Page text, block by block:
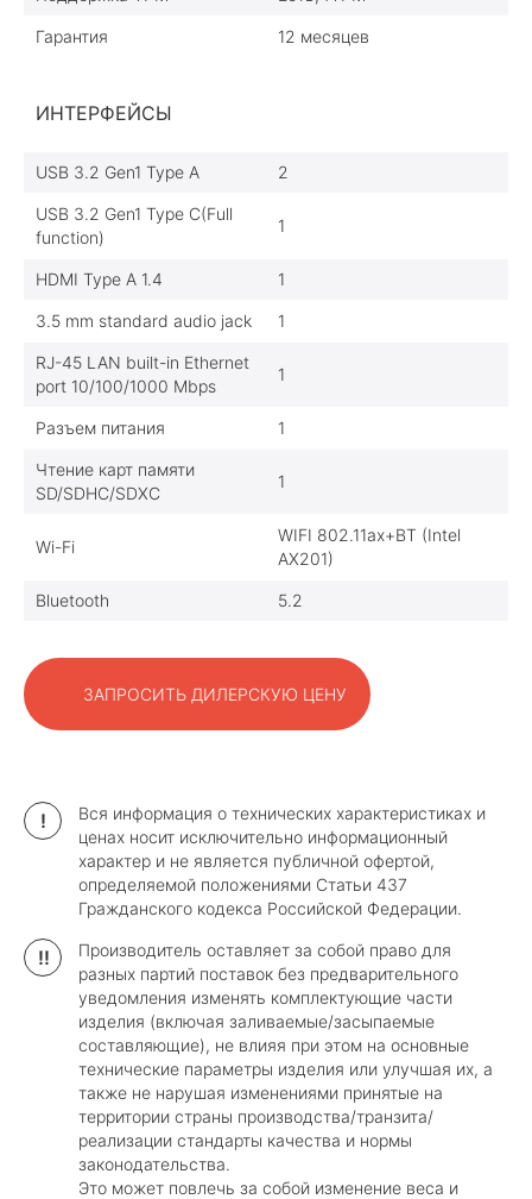
Гарантия 12 месяцев
ИНТЕРФЕЙСЫ
USB 3.2 Gen1 Type A 2
USB 3.2 Gen1 Type C(Full
function)
1
HDMI Type A 1.4 1
3.5 mm standard audio jack 1
RJ-45 LAN built-in Ethernet
port 10/100/1000 Mbps
1
Разъем питания 1
Чтение карт памяти
SD/SDHC/SDXC
1
Wi-Fi
WIFI 802.11ax+BT (Intel
AX201)
Bluetooth 5.2
ЗАПРОСИТЬ ДИЛЕРСКУЮ ЦЕНУ
!
Вся информация о технических характеристиках и
ценах носит исключительно информационный
характер и не является публичной офертой,
определяемой положениями Статьи 437
Гражданского кодекса Российской Федерации.
!!
Производитель оставляет за собой право для
разных партий поставок без предварительного
уведомления изменять комплектующие части
изделия (включая заливаемые/засыпаемые
составляющие), не влияя при этом на основные
технические параметры изделия или улучшая их, а
также не нарушая изменениями принятые на
территории страны производства/транзита/
реализации стандарты качества и нормы
законодательства.
Это может повлечь за собой изменение веса и